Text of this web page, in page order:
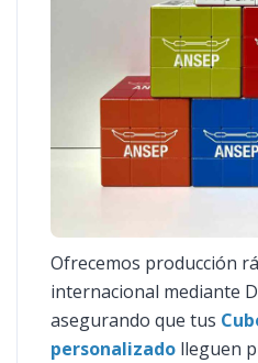
Ofrecemos producción
internacional mediante
asegurando que tus
personalizado lleguen